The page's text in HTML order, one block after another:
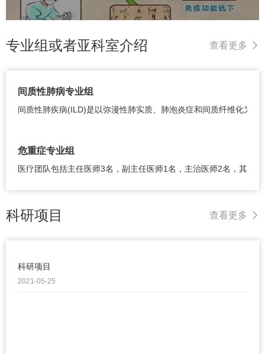
查看更多
专业组或者亚科室介绍
间质性肺病专业组
间质性肺疾病(ILD)是以弥漫性肺实质、肺泡炎症和间质纤维化为
危重症专业组
医疗团队包括主任医师3名，副主任医师1名，主治医师2名，其中
查看更多
科研项目
2021-05-25
科研项目